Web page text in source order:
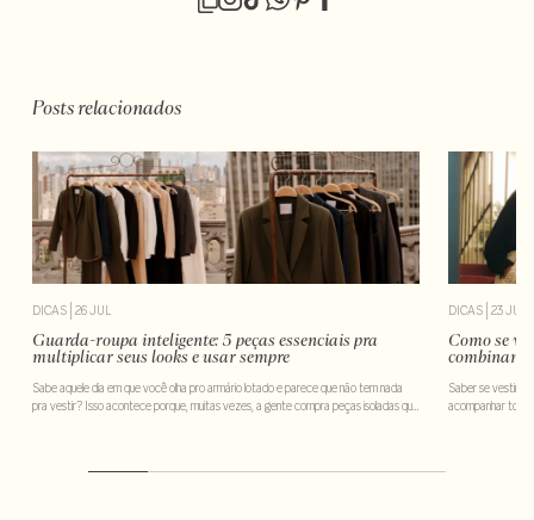
Posts relacionados
DICAS 26 JUL
Guarda-roupa inteligente: 5 peças essenciais pra
multiplicar seus looks e usar sempre
Sabe aquele dia em que você olha pro armário lotado e parece que não tem nada
pra vestir? Isso acontece porque, muitas vezes, a gente compra peças isoladas que
DICAS 23 JUL
Como se
combinam
Saber se vestir
acompanhar